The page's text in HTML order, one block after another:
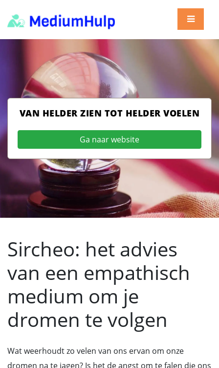
VAN HELDER ZIEN TOT HELDER VOELEN
Ga naar website
Sircheo: het advies
van een empathisch
medium om je
dromen te volgen
Wat weerhoudt zo velen van ons ervan om onze
dromen na te jagen? Is het de angst om te falen die ons